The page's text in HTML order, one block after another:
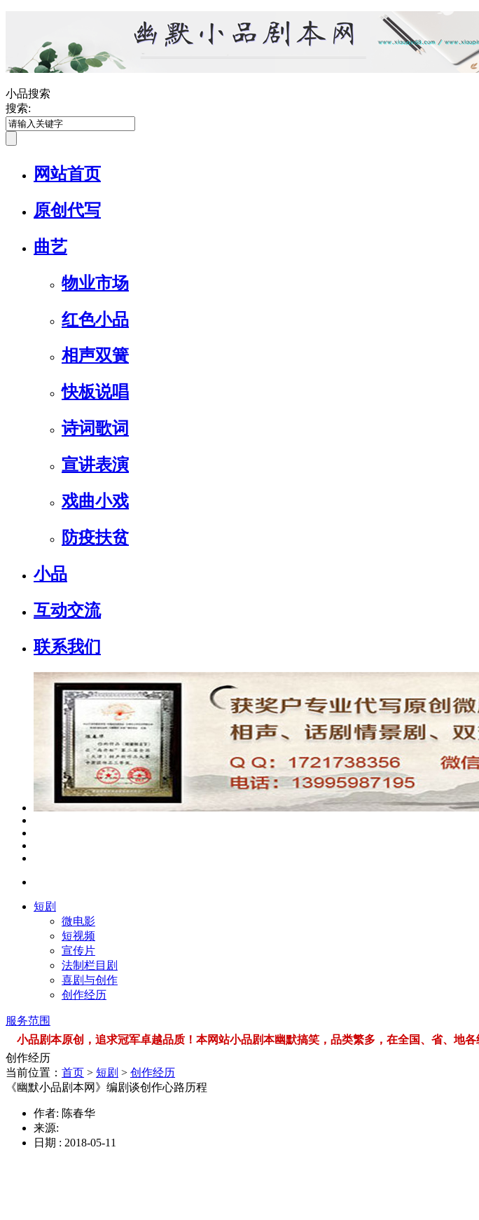
小品搜索
搜索:
网站首页
原创代写
曲艺
物业市场
红色小品
相声双簧
快板说唱
诗词歌词
宣讲表演
戏曲小戏
防疫扶贫
小品
互动交流
联系我们
短剧
微电影
短视频
宣传片
法制栏目剧
喜剧与创作
创作经历
服务范围
小品剧本原创，追求冠军卓越品质！本网站小品剧本幽默搞笑，品类繁多，在全国、省、地
创作经历
当前位置： 首页 > 短剧 > 创作经历
《幽默小品剧本网》编剧谈创作心路历程
作者: 陈春华
来源:
日期 : 2018-05-11